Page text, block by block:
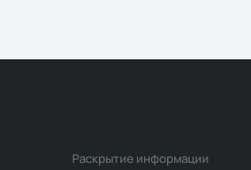
Раскрытие информации